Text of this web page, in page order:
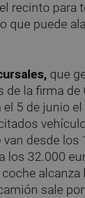
recinto para
que puede
que
de la firma de
5 de junio
van desde los
los 32.000
alcanza
sale